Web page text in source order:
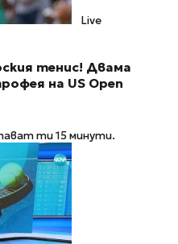
Live
тенис! Двама
на US Open
ти 15 минути.